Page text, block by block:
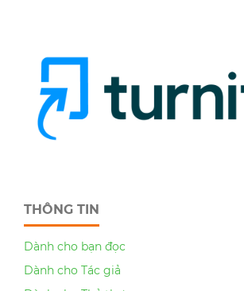
THÔNG TIN
Dành cho bạn đọc
Dành cho Tác giả